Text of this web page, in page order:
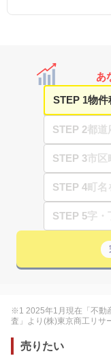
あ
STEP 1
STEP 2
STEP 3
STEP 4
STEP 5
※1 2025年1月現在「不動
査」より(株)東京商工リサ
売りたい